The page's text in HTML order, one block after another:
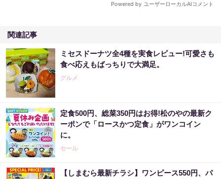
関連記事
ミセスドーナツ全4種を実食レビュー!可愛さも
食べ応えもばっちりで大満足。
グルメ
定食500円、総菜350円はお得!松のやの最新ク
ーポンで「ロースかつ定食」がワンコイン
に。
セール
【しまむら最新チラシ】ワンピース550円、パ